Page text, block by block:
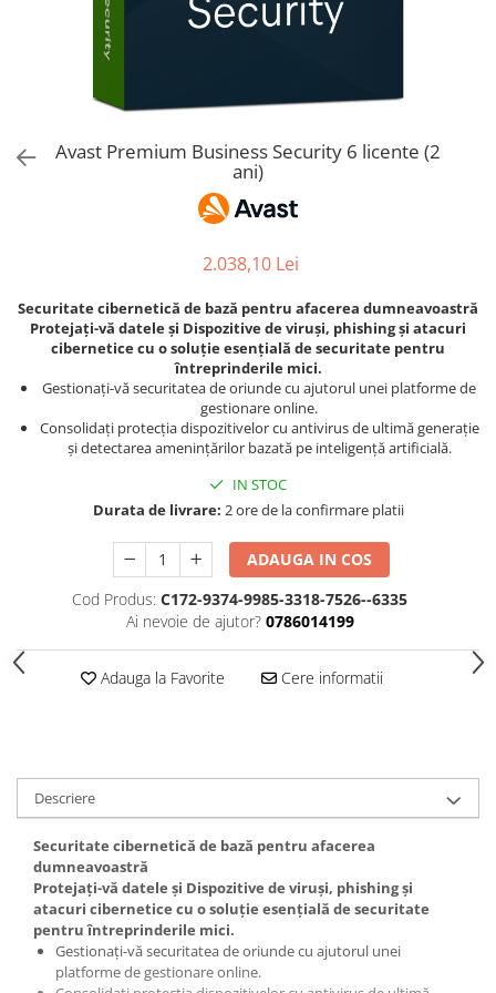
AVAST Driver Updater
AVAST SecureLine VPN
AVAST AntiTrack Premium
Avast Premium Business Security 6 licente (2
ani)
2.038,10 Lei
Securitate cibernetică de bază pentru afacerea dumneavoastră
Protejați-vă datele și Dispozitive de viruși, phishing și atacuri
cibernetice cu o soluție esențială de securitate pentru
întreprinderile mici.
Gestionați-vă securitatea de oriunde cu ajutorul unei platforme de
gestionare online.
Consolidați protecția dispozitivelor cu antivirus de ultimă generație
și detectarea amenințărilor bazată pe inteligență artificială.
IN STOC
Durata de livrare: 2 ore de la confirmare platii
ADAUGA IN COS
Cod Produs: C172-9374-9985-3318-7526--6335
Ai nevoie de ajutor? 0786014199
Adauga la Favorite Cere informatii
Descriere
Securitate cibernetică de bază pentru afacerea
dumneavoastră
Protejați-vă datele și Dispozitive de viruși, phishing și
atacuri cibernetice cu o soluție esențială de securitate
pentru întreprinderile mici.
Gestionați-vă securitatea de oriunde cu ajutorul unei
platforme de gestionare online.